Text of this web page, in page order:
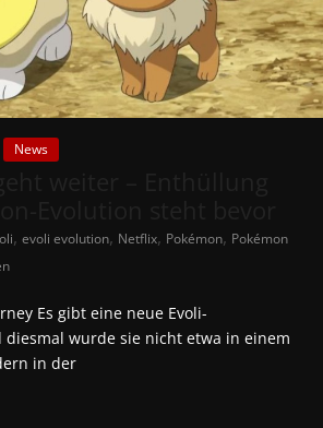
News
, evoli evolution, Netflix, Pokémon, Pokémon
Es gibt eine neue Evoli-
diesmal wurde sie nicht etwa in einem
in der